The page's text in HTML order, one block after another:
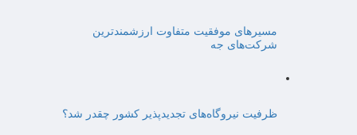
مسیرهای موفقیت متفاوت ارزشمندترین
شرکت‌های جه
ظرفیت نیروگاه‌های تجدیدپذیر کشور چقدر شد؟